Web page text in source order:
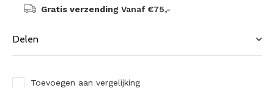
Gratis verzending Vanaf €75,-
Delen
Toevoegen aan vergelijking